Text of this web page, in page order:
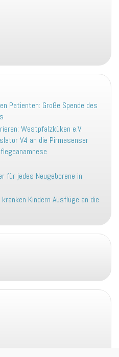
Patienten: Große Spende des
Westpfalzküken e.V.
V4 an die Pirmasenser
für jedes Neugeborene in
Kindern Ausflüge an die